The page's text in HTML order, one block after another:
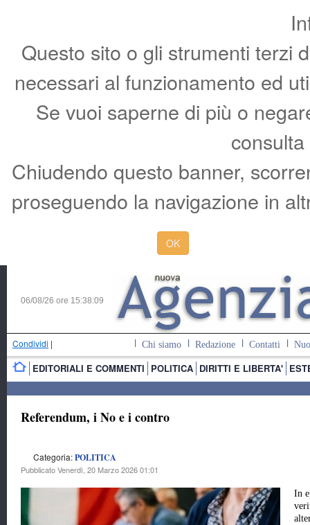
Questo sito o gli strumenti terzi
necessari al funzionamento ed
Se vuoi saperne di più o
Chiudendo questo banner,
proseguendo la navigazione in
OK
06/08/26 ore 15:38:10
Condividi | Chi siamo Redazione Contatti
EDITORIALI E COMMENTI POLITICA DIRITTI E LIBERTA'
Referendum, i No e i contro
Categoria:POLITICA
Pubblicato Venerdì, 20 Marzo 2026 01:01
In